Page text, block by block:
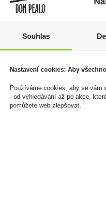
Chardonnay Private
Cena za:1 ks
Skladem:5 - 50 ks
Souhlas
Nastavení cookies: Aby
Používáme cookies, aby se vám
- od vyhledávání až po akce,
pomůžete web zlepšovat.